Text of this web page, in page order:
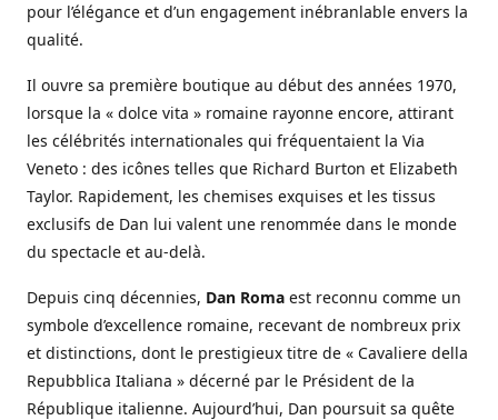
pour l’élégance et d’un engagement inébranlable envers la
qualité.
Il ouvre sa première boutique au début des années 1970,
lorsque la « dolce vita » romaine rayonne encore, attirant
les célébrités internationales qui fréquentaient la Via
Veneto : des icônes telles que Richard Burton et Elizabeth
Taylor. Rapidement, les chemises exquises et les tissus
exclusifs de Dan lui valent une renommée dans le monde
du spectacle et au-delà.
Depuis cinq décennies, Dan Roma est reconnu comme un
symbole d’excellence romaine, recevant de nombreux prix
et distinctions, dont le prestigieux titre de « Cavaliere della
Repubblica Italiana » décerné par le Président de la
République italienne. Aujourd’hui, Dan poursuit sa quête